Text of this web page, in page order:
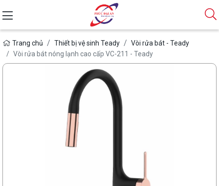
Trang chủ Thiết bị vệ sinh Teady
Vòi rửa bát - Teady
Vòi rửa bát nóng lạnh cao cấp VC-211 - Teady